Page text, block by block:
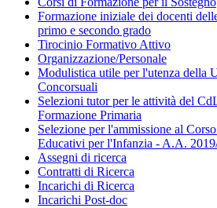
Formazione iniziale dei docenti
primo e secondo grado
Tirocinio Formativo Attivo
Organizzazione/Personale
Modulistica utile per l'utenza della
Concorsuali
Selezioni tutor per le attività del
Formazione Primaria
Selezione per l'ammissione al
Educativi per l'Infanzia - A.A.
Assegni di ricerca
Contratti di Ricerca
Incarichi di Ricerca
Incarichi Post-doc